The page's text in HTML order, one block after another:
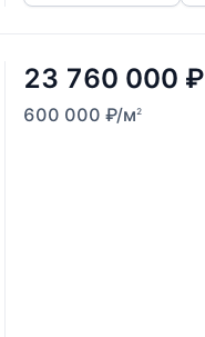
23 760 000 ₽
600 000 ₽/м2